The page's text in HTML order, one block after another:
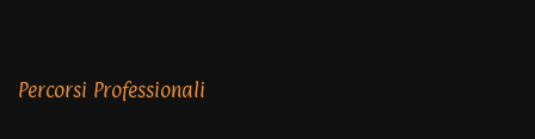
Percorsi Professionali